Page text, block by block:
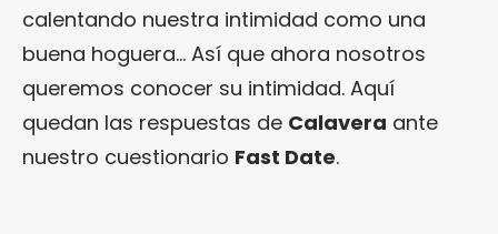
calentando nuestra intimidad como una
buena hoguera… Así que ahora nosotros
queremos conocer su intimidad. Aquí
quedan las respuestas de Calavera ante
nuestro cuestionario Fast Date.